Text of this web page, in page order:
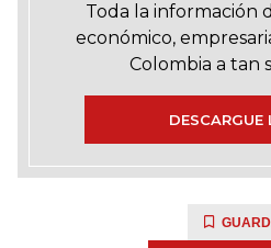
Toda la información
económico,
Colombia a tan
DESCARGUE